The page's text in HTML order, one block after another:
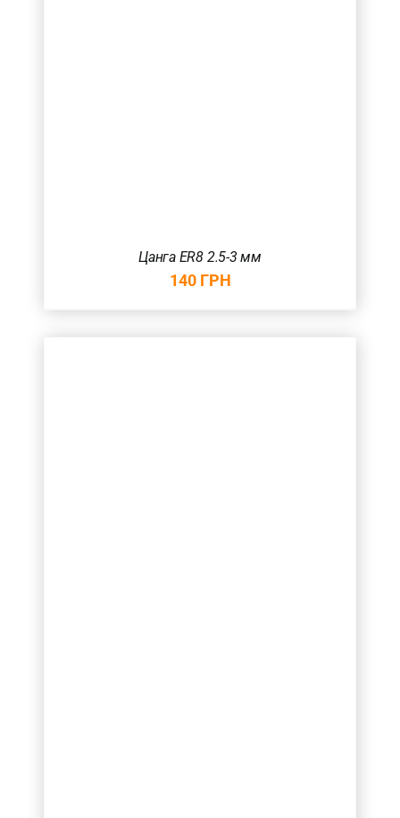
Цанга ER8 2.5-3 мм
140 ГРН